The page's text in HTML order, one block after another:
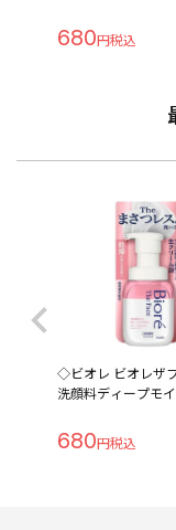
680
◇ビオレ ビオレザ
洗顔料ディープモ
680